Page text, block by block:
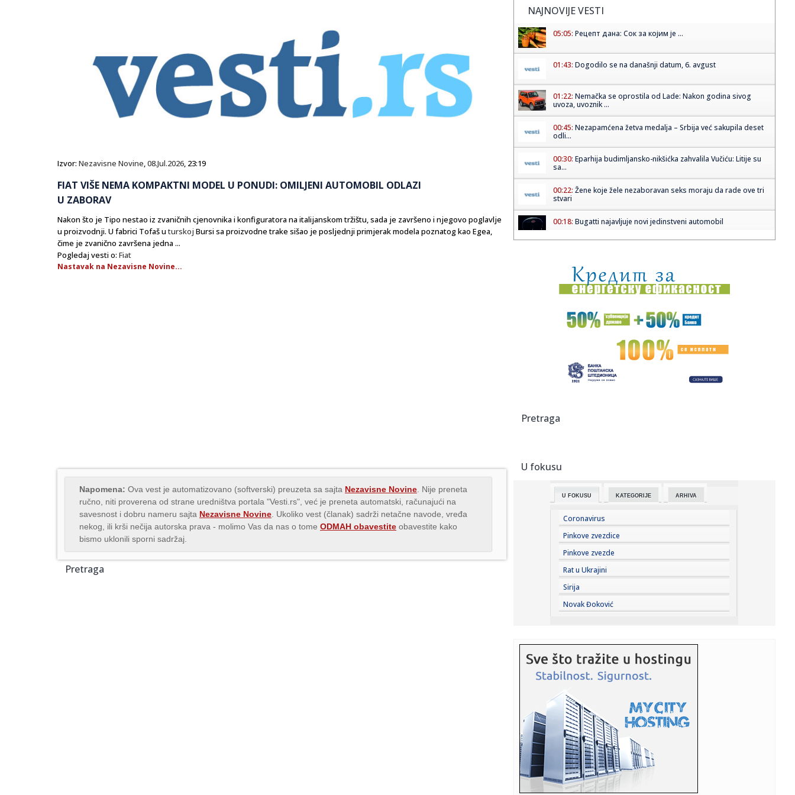
Izvor: Nezavisne Novine,08.Jul.2026, 23:19
FIAT VIŠE NEMA KOMPAKTNI MODEL U PONUDI: OMILJENI AUTOMOBIL ODLAZI
U ZABORAV
Nakon što je Tipo nestao iz zvaničnih cjenovnika i konfiguratora na italijanskom tržištu, sada je završeno i njegovo poglavlje
u proizvodnji. U fabrici Tofaš uturskoj Bursi sa proizvodne trake sišao je posljednji primjerak modela poznatog kao Egea,
čime je zvanično završena jedna ...
Pogledaj vesti o: Fiat
Nastavak na Nezavisne Novine...
Napomena: Ova vest je automatizovano (softverski) preuzeta sa sajta Nezavisne Novine . Nije preneta
ručno, niti proverena od strane uredništva portala "Vesti.rs", već je preneta automatski, računajući na
savesnost i dobru nameru sajta Nezavisne Novine . Ukoliko vest (članak) sadrži netačne navode, vređa
nekog, ili krši nečija autorska prava - molimo Vas da nas o tome ODMAH obavestite obavestite kako
bismo uklonili sporni sadržaj.
Pretraga
NAJNOVIJE VESTI
05:05: Рецепт дана: Сок за којим је ...
01:43: Dogodilo se na današnji datum, 6. avgust
01:22: Nemačka se oprostila od Lade: Nakon godina sivog
uvoza, uvoznik ...
00:45: Nezapamćena žetva medalja – Srbija već sakupila deset
odli...
00:30: Eparhija budimljansko-nikšićka zahvalila Vučiću: Litije su
sa...
00:22: Žene koje žele nezaboravan seks moraju da rade ove tri
stvari
00:18: Bugatti najavljuje novi jedinstveni automobil
00:02:Na današnji dan, 6. avgust
23:51:Tri medalje za Srbiju na EP
KIKS PANATINAIKOSA UPRKOS OGROMNIM ULAGANJIMA:
23:46:Tragedija kod Požarevca: Čovek stradao u požaru koji je
23:35:
23:33:
Novi rat Anđeline Džoli i Breda Pita! Glumac traži da otkrije
23:27:Pre „Černobiljske molitve“, stavite ovu knjigu nobelovke na
23:23:Lavlje srce srpskih juniorki! Srbija u dramatičnoj završnici
sr...
23:22:Moskvu čeka pakao: Izdato ozbiljno upozorenje; Oglasili
se meteo...
23:19: Roma dovela autora najprljavijeg poteza na Mundijalu
23:09:
set, pa poklekao...
23:06:Bibi rekao "ne" Trampu
23:01:Slučaj Huse B. iz BiH pokrenuo “lavinu” u Kelnu, provjerava
23:01:Recept za zdrave brauni kuglice od čokolade koje se ne
Pretraga
U fokusu
U FOKUSU KATEGORIJE ARHIVA
Coronavirus
Pinkove zvezdice
Pinkove zvezde
Rat u Ukrajini
Sirija
Novak Đoković